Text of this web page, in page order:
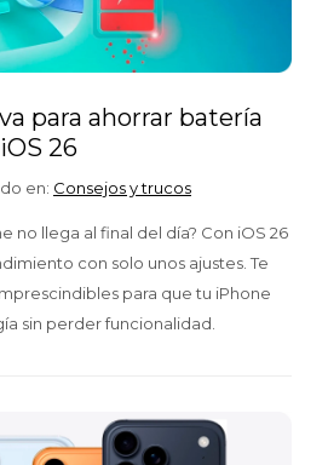
para ahorrar batería
26
en: Consejos y trucos
no llega al final del día? Con iOS 26
con solo unos ajustes. Te
para que tu iPhone
sin perder funcionalidad.